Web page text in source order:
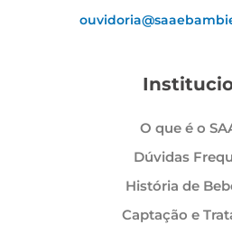
O que é o
Dúvidas
História de
Captação e